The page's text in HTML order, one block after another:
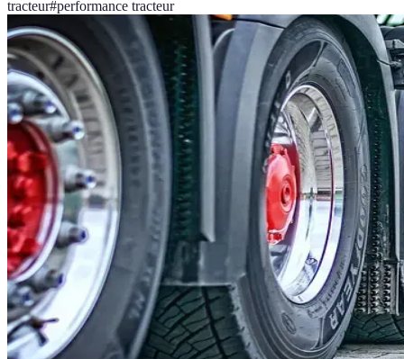
tracteur#performance tracteur